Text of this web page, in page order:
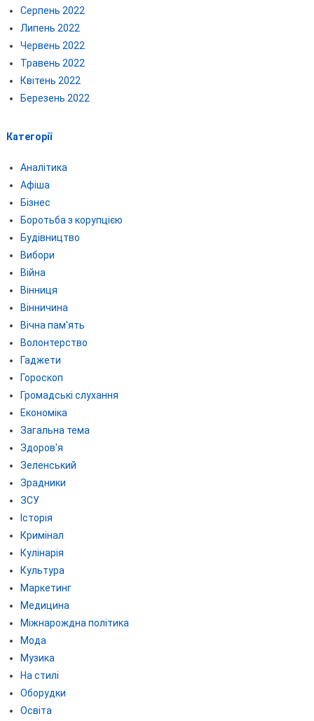
Серпень 2022
Липень 2022
Червень 2022
Травень 2022
Квітень 2022
Березень 2022
Категорії
Аналітика
Афіша
Бізнес
Боротьба з корупцією
Будівництво
Вибори
Війна
Вінниця
Вінничина
Вічна пам'ять
Волонтерство
Гаджети
Гороскоп
Громадські слухання
Економіка
Загальна тема
Здоров'я
Зеленський
Зрадники
ЗСУ
Історія
Кримінал
Кулінарія
Культура
Маркетинг
Медицина
Міжнарождна політика
Мода
Музика
На стилі
Оборудки
Освіта